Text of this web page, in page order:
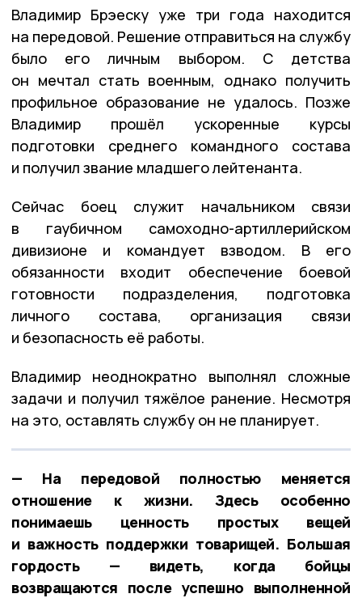
Владимир Брэеску уже три года находится
на передовой. Решение отправиться на службу
было его личным выбором. С детства
он мечтал стать военным, однако получить
профильное образование не удалось. Позже
Владимир прошёл ускоренные курсы
подготовки среднего командного состава
и получил звание младшего лейтенанта.
Сейчас боец служит начальником связи
в гаубичном самоходно-артиллерийском
дивизионе и командует взводом. В его
обязанности входит обеспечение боевой
готовности подразделения, подготовка
личного состава, организация связи
и безопасность её работы.
Владимир неоднократно выполнял сложные
задачи и получил тяжёлое ранение. Несмотря
на это, оставлять службу он не планирует.
— На передовой полностью меняется
отношение к жизни. Здесь особенно
понимаешь ценность простых вещей
и важность поддержки товарищей. Большая
гордость — видеть, когда бойцы
возвращаются после успешно выполненной